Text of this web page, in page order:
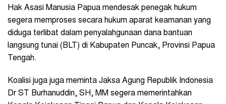
Hak Asasi Manusia Papua mendesak penegak hukum
segera memproses secara hukum aparat keamanan yang
diduga terlibat dalam penyalahgunaan dana bantuan
langsung tunai (BLT) di Kabupaten Puncak, Provinsi Papua
Tengah.
Koalisi juga juga meminta Jaksa Agung Republik Indonesia
Dr ST Burhanuddin, SH, MM segera memerintahkan